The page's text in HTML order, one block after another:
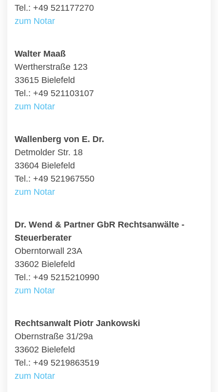
Tel.: +49 521177270
zum Notar
Walter Maaß
Wertherstraße 123
33615 Bielefeld
Tel.: +49 521103107
zum Notar
Wallenberg von E. Dr.
Detmolder Str. 18
33604 Bielefeld
Tel.: +49 521967550
zum Notar
Dr. Wend & Partner GbR Rechtsanwälte -
Steuerberater
Oberntorwall 23A
33602 Bielefeld
Tel.: +49 5215210990
zum Notar
Rechtsanwalt Piotr Jankowski
Obernstraße 31/29a
33602 Bielefeld
Tel.: +49 5219863519
zum Notar